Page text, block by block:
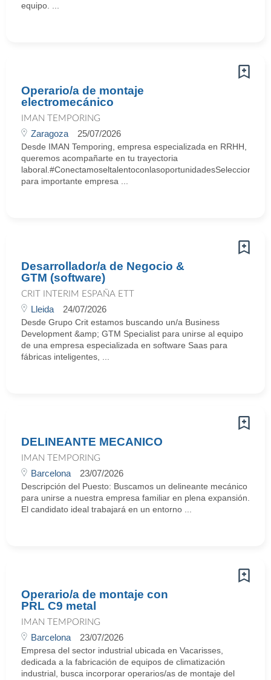
equipo. ...
Operario/a de montaje
electromecánico
IMAN TEMPORING
Zaragoza 25/07/2026
Desde IMAN Temporing, empresa especializada en RRHH,
queremos acompañarte en tu trayectoria
para importante empresa ...
Desarrollador/a de Negocio &
GTM (software)
CRIT INTERIM ESPAÑA ETT
Lleida 24/07/2026
Desde Grupo Crit estamos buscando un/a Business
Development &amp; GTM Specialist para unirse al equipo
de una empresa especializada en software Saas para
fábricas inteligentes, ...
DELINEANTE MECANICO
IMAN TEMPORING
Barcelona 23/07/2026
Descripción del Puesto: Buscamos un delineante mecánico
para unirse a nuestra empresa familiar en plena expansión.
El candidato ideal trabajará en un entorno ...
Operario/a de montaje con
PRL C9 metal
IMAN TEMPORING
Barcelona 23/07/2026
Empresa del sector industrial ubicada en Vacarisses,
dedicada a la fabricación de equipos de climatización
industrial, busca incorporar operarios/as de montaje del